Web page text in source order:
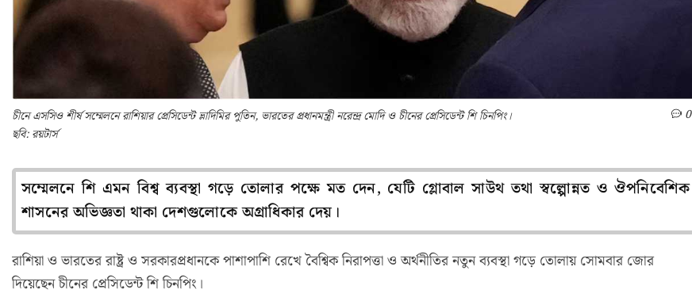
চীনে এসসিও শীর্ষ সম্মেলনে রাশিয়ার প্রেসিডেন্ট ভ্লাদিমির পুতিন, ভারতের প্রধানমন্ত্রী নরেন্দ্র মোদি ও চীনের প্রেসিডেন্ট শি চিনপিং।
ছবি: রয়টার্স
0
সম্মেলনে শি এমন বিশ্ব ব্যবস্থা গড়ে তোলার পক্ষে মত দেন, যেটি গ্লোবাল সাউথ তথা স্বল্পোন্নত ও ঔপনিবেশিক
শাসনের অভিজ্ঞতা থাকা দেশগুলোকে অগ্রাধিকার দেয়।
রাশিয়া ও ভারতের রাষ্ট্র ও সরকারপ্রধানকে পাশাপাশি রেখে বৈশ্বিক নিরাপত্তা ও অর্থনীতির নতুন ব্যবস্থা গড়ে তোলায় সোমবার জোর
দিয়েছেন চীনের প্রেসিডেন্ট শি চিনপিং।